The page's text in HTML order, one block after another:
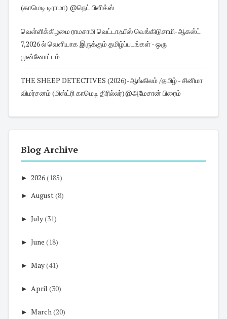
(காமெடி டிராமா) @நெட் பிளிக்ஸ்
வெள்ளிக்கிழமை ராமசாமி வெட்டாஃபீஸ் வெங்கிடுசாமி-ஆகஸ்ட்
7,2026 ல் வெளியாக இருக்கும் தமிழ்ப்படங்கள் - ஒரு
முன்னோட்டம்
THE SHEEP DETECTIVES (2026)-ஆங்கிலம் /தமிழ் - சினிமா
விமர்சனம் (மிஸ்ட்ரி காமெடி திரில்லர்)@அமேசான் பிரைம்
Blog Archive
► 2026(185)
► August(8)
► July(31)
► June (18)
► May(41)
► April (30)
► March(20)